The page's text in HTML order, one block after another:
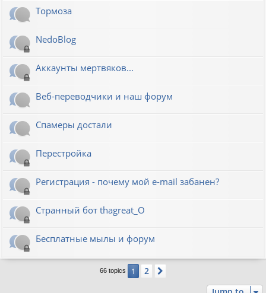
Тормоза
NedoBlog
Аккаунты мертвяков...
Веб-переводчики и наш форум
Спамеры достали
Перестройка
Регистрация - почему мой e-mail забанен?
Странный бот thagreat_O
Бесплатные мылы и форум
66 topics 1 2